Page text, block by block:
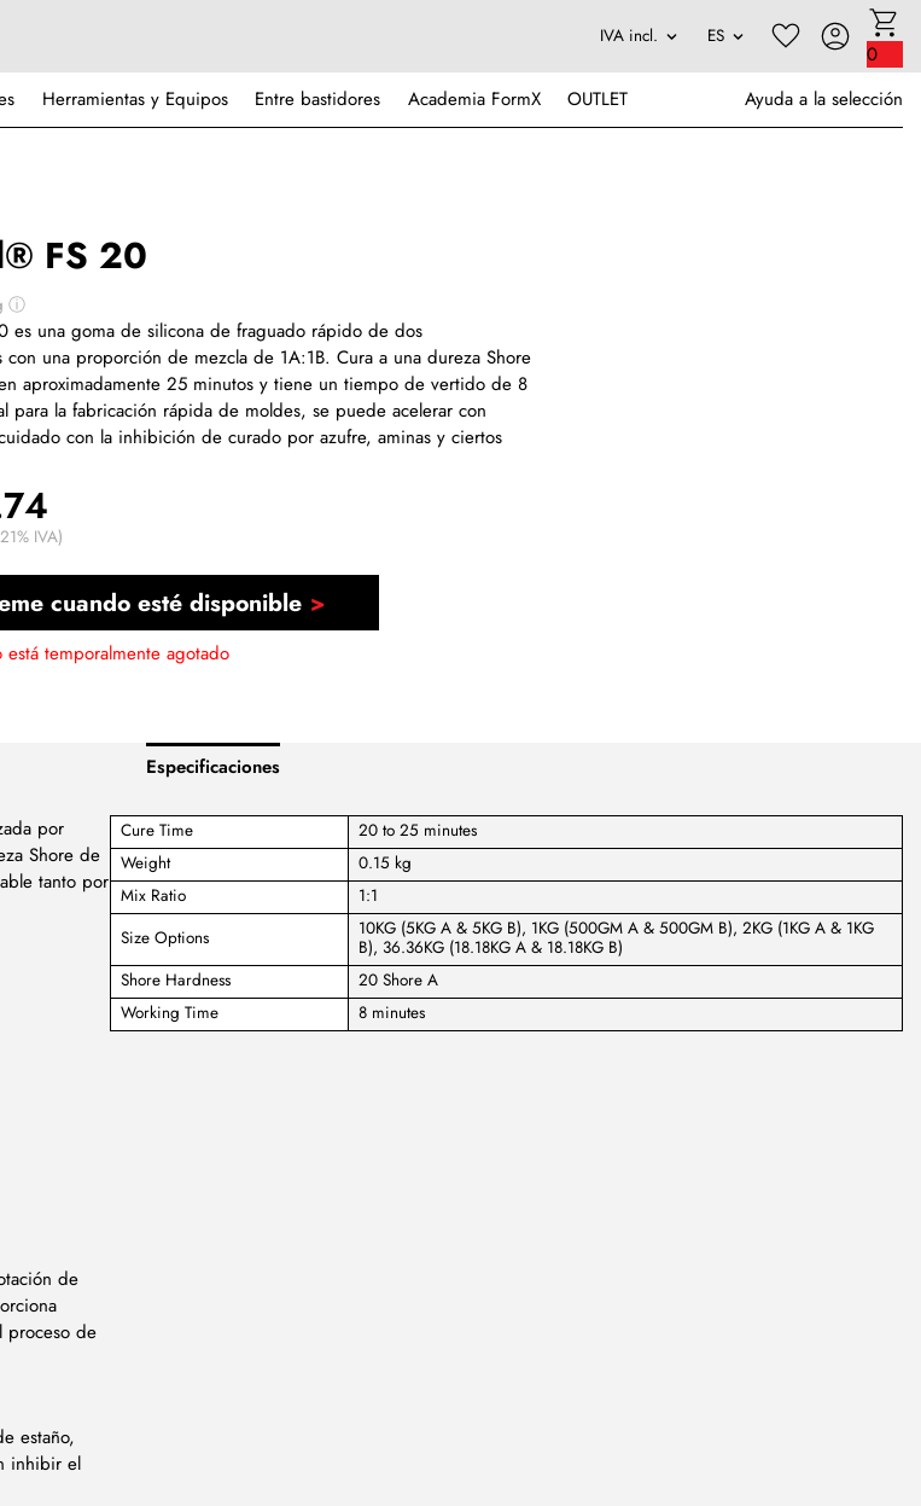
0
Herramientas y Equipos Entre bastidores Academia FormX OUTLET Ayuda a la selección
FS 20
ⓘ
es una goma de silicona de fraguado rápido de dos
con una proporción de mezcla de 1A:1B. Cura a una dureza Shore
aproximadamente 25 minutos y tiene un tiempo de vertido de 8
para la fabricación rápida de moldes, se puede acelerar con
con la inhibición de curado por azufre, aminas y ciertos
IVA)
cuando esté disponible
está temporalmente agotado
Especificaciones
por
Shore de
tanto por
de
proceso de
estaño,
inhibir el
Cure Time
20 to 25 minutes
Weight
0.15 kg
Mix Ratio
1:1
Size Options
10KG (5KG A & 5KG B), 1KG (500GM A & 500GM B), 2KG (1KG A & 1KG
B), 36.36KG (18.18KG A & 18.18KG B)
Shore Hardness
20 Shore A
Working Time
8 minutes